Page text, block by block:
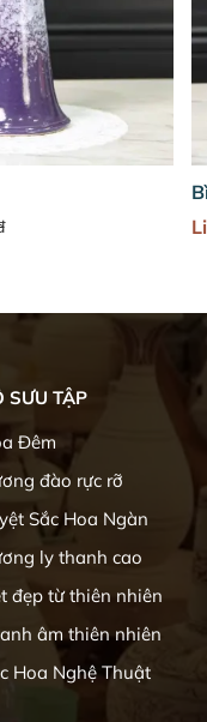
SƯU TẬP
Đêm
đào rực rỡ
Sắc Hoa Ngàn
ly thanh cao
đẹp từ thiên nhiên
âm thiên nhiên
Hoa Nghệ Thuật